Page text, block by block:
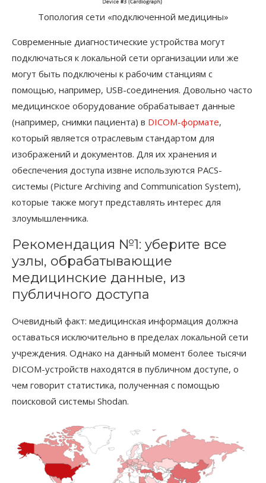
Топология сети «подключенной медицины»
Современные диагностические устройства могут
подключаться к локальной сети организации или же
могут быть подключены к рабочим станциям с
помощью, например, USB-соединения. Довольно часто
медицинское оборудование обрабатывает данные
(например, снимки пациента) в DICOM-формате,
который является отраслевым стандартом для
изображений и документов. Для их хранения и
обеспечения доступа извне используются PACS-
системы (Picture Archiving and Communication System),
которые также могут представлять интерес для
злоумышленника.
Рекомендация №1: уберите все
узлы, обрабатывающие
медицинские данные, из
публичного доступа
Очевидный факт: медицинская информация должна
оставаться исключительно в пределах локальной сети
учреждения. Однако на данный момент более тысячи
DICOM-устройств находятся в публичном доступе, о
чем говорит статистика, полученная с помощью
поисковой системы Shodan.